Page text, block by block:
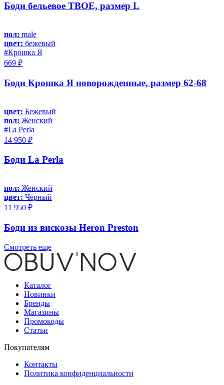
Боди бельевое ТВОЕ, размер L
пол: male
цвет: бежевый
#Крошка Я
669 ₽
Боди Крошка Я новорожденные, размер 62-68
цвет: Бежевый
пол: Женский
#La Perla
14 950 ₽
Боди La Perla
пол: Женский
цвет: Чёрный
11 950 ₽
Боди из вискозы Heron Preston
Смотреть еще
Каталог
Новинки
Бренды
Магазины
Промокоды
Статьи
Покупателям
Контакты
Политика конфиденциальности